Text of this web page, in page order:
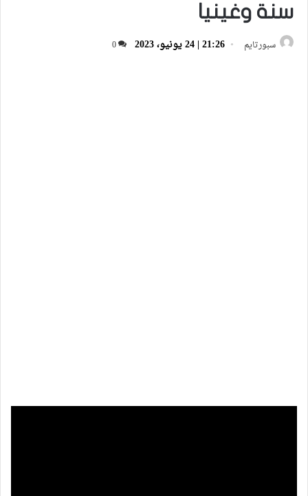
سنة وغينيا
سبورتايم 21:26 | 24 يونيو، 2023 0